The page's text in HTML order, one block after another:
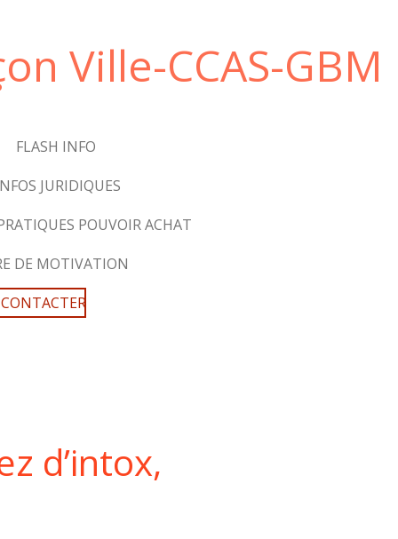
Ville-CCAS-GBM
FLASH INFO
JURIDIQUES
POUVOIR ACHAT
DE MOTIVATION
d’intox,